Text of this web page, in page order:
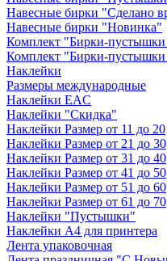
Навесные бирки "Сделано
Навесные бирки "Новинка"
Комплект "Бирки-пустышки
Комплект "Бирки-пустышки
Наклейки
Размеры международные
Наклейки EAC
Наклейки "Скидка"
Наклейки Размер от 11 до 20
Наклейки Размер от 21 до 30
Наклейки Размер от 31 до 40
Наклейки Размер от 41 до 50
Наклейки Размер от 51 до 60
Наклейки Размер от 61 до 70
Наклейки "Пустышки"
Наклейки А4 для принтера
Лента упаковочная